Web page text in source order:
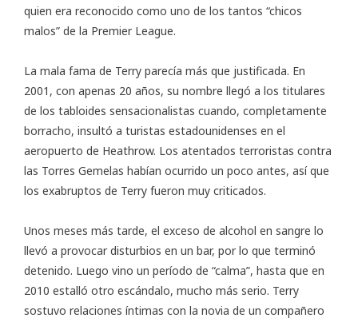
quien era reconocido como uno de los tantos “chicos
malos” de la Premier League.
La mala fama de Terry parecía más que justificada. En
2001, con apenas 20 años, su nombre llegó a los titulares
de los tabloides sensacionalistas cuando, completamente
borracho, insultó a turistas estadounidenses en el
aeropuerto de Heathrow. Los atentados terroristas contra
las Torres Gemelas habían ocurrido un poco antes, así que
los exabruptos de Terry fueron muy criticados.
Unos meses más tarde, el exceso de alcohol en sangre lo
llevó a provocar disturbios en un bar, por lo que terminó
detenido. Luego vino un período de “calma”, hasta que en
2010 estalló otro escándalo, mucho más serio. Terry
sostuvo relaciones íntimas con la novia de un compañero